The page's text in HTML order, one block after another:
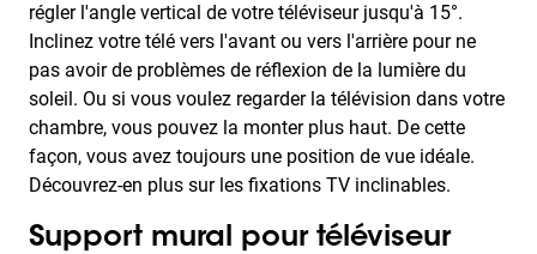
régler l'angle vertical de votre téléviseur jusqu'à 15°.
Inclinez votre télé vers l'avant ou vers l'arrière pour ne
pas avoir de problèmes de réflexion de la lumière du
soleil. Ou si vous voulez regarder la télévision dans votre
chambre, vous pouvez la monter plus haut. De cette
façon, vous avez toujours une position de vue idéale.
Découvrez-en plus sur les fixations TV inclinables.
Support mural pour téléviseur